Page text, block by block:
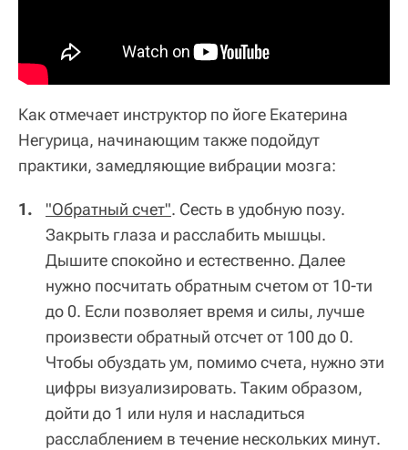
Как отмечает инструктор по йоге Екатерина
Негурица, начинающим также подойдут
практики, замедляющие вибрации мозга:
"Обратный счет". Сесть в удобную позу.
Закрыть глаза и расслабить мышцы.
Дышите спокойно и естественно. Далее
нужно посчитать обратным счетом от 10-ти
до 0. Если позволяет время и силы, лучше
произвести обратный отсчет от 100 до 0.
Чтобы обуздать ум, помимо счета, нужно эти
цифры визуализировать. Таким образом,
дойти до 1 или нуля и насладиться
расслаблением в течение нескольких минут.